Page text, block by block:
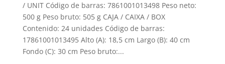
/ UNIT Código de barras: 7861001013498 Peso neto:
500 g Peso bruto: 505 g CAJA / CAIXA / BOX
Contenido: 24 unidades Código de barras:
17861001013495 Alto (A): 18,5 cm Largo (B): 40 cm
Fondo (C): 30 cm Peso bruto:...